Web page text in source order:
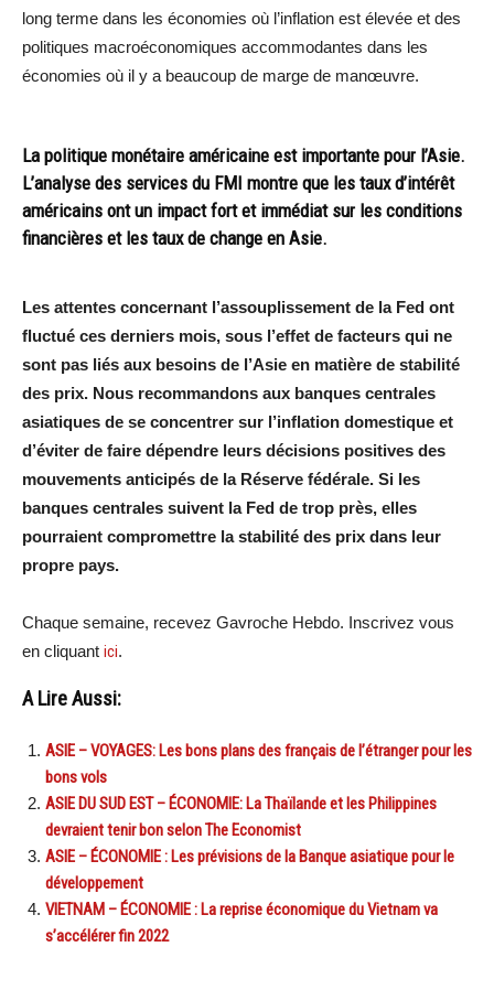
long terme dans les économies où l’inflation est élevée et des
politiques macroéconomiques accommodantes dans les
économies où il y a beaucoup de marge de manœuvre.
La politique monétaire américaine est importante pour l’Asie.
L’analyse des services du FMI montre que les taux d’intérêt
américains ont un impact fort et immédiat sur les conditions
financières et les taux de change en Asie.
Les attentes concernant l’assouplissement de la Fed ont
fluctué ces derniers mois, sous l’effet de facteurs qui ne
sont pas liés aux besoins de l’Asie en matière de stabilité
des prix. Nous recommandons aux banques centrales
asiatiques de se concentrer sur l’inflation domestique et
d’éviter de faire dépendre leurs décisions positives des
mouvements anticipés de la Réserve fédérale. Si les
banques centrales suivent la Fed de trop près, elles
pourraient compromettre la stabilité des prix dans leur
propre pays.
Chaque semaine, recevez Gavroche Hebdo. Inscrivez vous
en cliquant ici.
A Lire Aussi:
ASIE – VOYAGES: Les bons plans des français de l’étranger pour les
bons vols
ASIE DU SUD EST – ÉCONOMIE: La Thaïlande et les Philippines
devraient tenir bon selon The Economist
ASIE – ÉCONOMIE : Les prévisions de la Banque asiatique pour le
développement
VIETNAM – ÉCONOMIE : La reprise économique du Vietnam va
s’accélérer fin 2022